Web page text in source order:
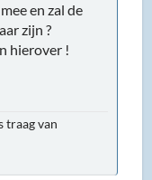
en zal de
zijn ?
hierover !
traag van